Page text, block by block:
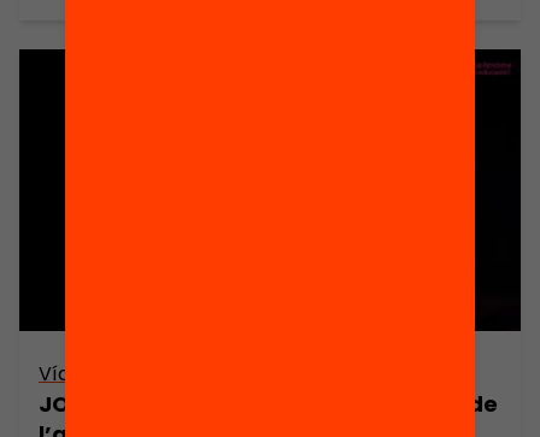
Vídeo
JORNADA: El com, el què i el per a què de